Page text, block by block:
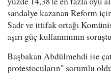
sandalye kazanan Reform
Sadr ve ittifak ortağı
aşırı güç kullanımının
Başbakan Abdülmehdi ise
protestocuların" sorumlu